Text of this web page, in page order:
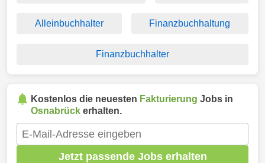
Alleinbuchhalter Finanzbuchhaltung
Finanzbuchhalter
Kostenlos die neuesten Fakturierung Jobs in
Osnabrück erhalten.
Jetzt passende Jobs erhalten